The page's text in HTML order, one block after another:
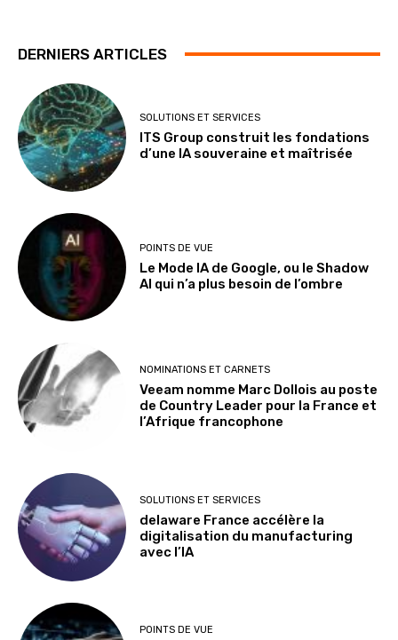
DERNIERS ARTICLES
SOLUTIONS ET SERVICES
ITS Group construit les fondations
d’une IA souveraine et maîtrisée
POINTS DE VUE
Le Mode IA de Google, ou le Shadow
AI qui n’a plus besoin de l’ombre
NOMINATIONS ET CARNETS
Veeam nomme Marc Dollois au poste
de Country Leader pour la France et
l’Afrique francophone
SOLUTIONS ET SERVICES
delaware France accélère la
digitalisation du manufacturing
avec l’IA
POINTS DE VUE